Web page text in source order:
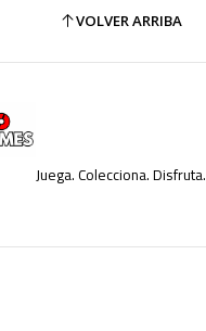
VOLVER ARRIBA
Juega. Colecciona. Disfruta.